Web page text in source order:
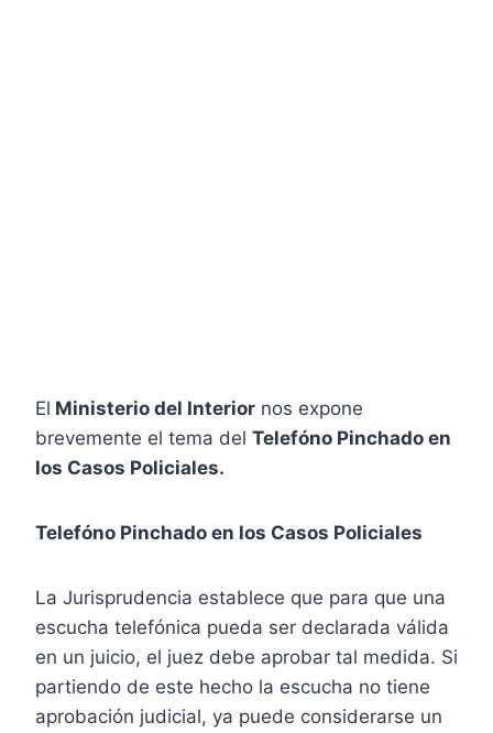
El Ministerio del Interior nos expone
brevemente el tema del Telefóno Pinchado en
los Casos Policiales.
Telefóno Pinchado en los Casos Policiales
La Jurisprudencia establece que para que una
escucha telefónica pueda ser declarada válida
en un juicio, el juez debe aprobar tal medida. Si
partiendo de este hecho la escucha no tiene
aprobación judicial, ya puede considerarse un